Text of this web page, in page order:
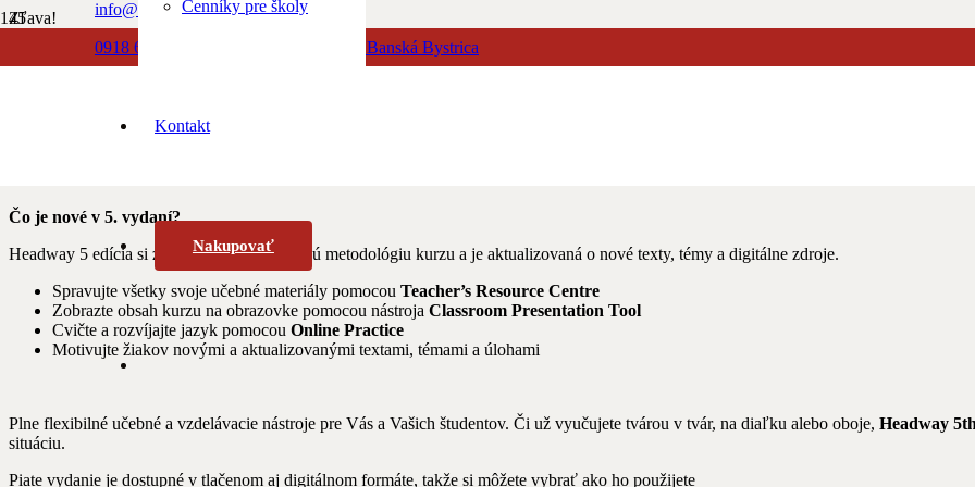
info@albionbooks.sk
0918 603 500 Dolná 23, 974 01 Banská Bystrica
Cenníky pre školy
Kontakt
Nakupovať
Zľava!
Anglický jazyk / HEADWAY 5TH INTERMEDIATE SB
HEADWAY 5TH INTERMEDIATE SB
Čo je nové v 5. vydaní?
Headway 5 edícia si zachováva dôveryhodnú metodológiu kurzu a je aktualizovaná o nové texty, témy a digitálne zdroje.
Spravujte všetky svoje učebné materiály pomocou Teacher’s Resource Centre
Zobrazte obsah kurzu na obrazovke pomocou nástroja Classroom Presentation Tool
Cvičte a rozvíjajte jazyk pomocou Online Practice
Motivujte žiakov novými a aktualizovanými textami, témami a úlohami
Plne flexibilné učebné a vzdelávacie nástroje pre Vás a Vašich študentov. Či už vyučujete tvárou v tvár, na diaľku alebo oboje, Headway
situáciu.
Piate vydanie je dostupné v tlačenom aj digitálnom formáte, takže si môžete vybrať ako ho použijete